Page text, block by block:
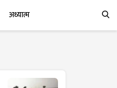
अध्यात्म